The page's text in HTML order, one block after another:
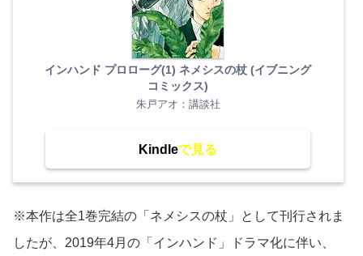
インハンド プロローグ(1) ネメシスの杖 (イブニング
コミックス)
朱戸アオ：講談社
Kindle
※本作は全1巻完結の「ネメシスの杖」として刊行されま
したが、2019年4月の「インハンド」ドラマ化に伴い、